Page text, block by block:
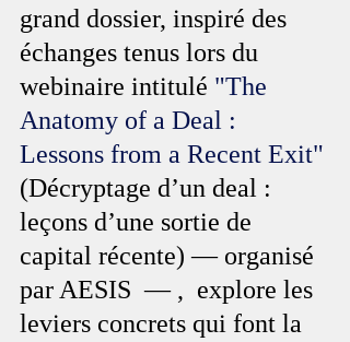
grand dossier, inspiré des
échanges tenus lors du
webinaire intitulé "The
Anatomy of a Deal :
Lessons from a Recent Exit"
(Décryptage d’un deal :
leçons d’une sortie de
capital récente) — organisé
par AESIS  — ,  explore les
leviers concrets qui font la